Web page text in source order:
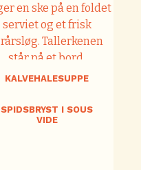
KALVEHALESUPPE
SPIDSBRYST I SOUS
VIDE